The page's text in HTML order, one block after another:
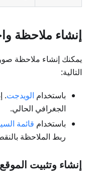
إنشاء ملاحظة
يمكنك إنشاء ملاحظة
التالية:
باستخدام الويدجت.
الجغرافي الحالي.
باستخدام قائمة
ربط الملاحظة
إنشاء وتثبيت